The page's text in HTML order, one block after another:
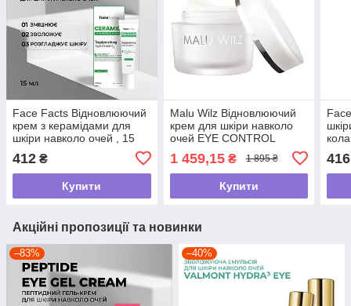
Face Facts Відновлюючий
крем з керамідами для
шкіри навколо очей , 15
412 ₴
Купити
Malu Wilz Відновлюючий
крем для шкіри навколо
очей EYE CONTROL
1 459,15₴ 1 895 ₴
Купити
416
Акційні пропозиції та новинки
–83% –40%